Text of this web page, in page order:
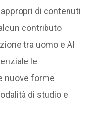
di contenuti
contributo
tra uomo e AI
le
nuove forme
di studio e